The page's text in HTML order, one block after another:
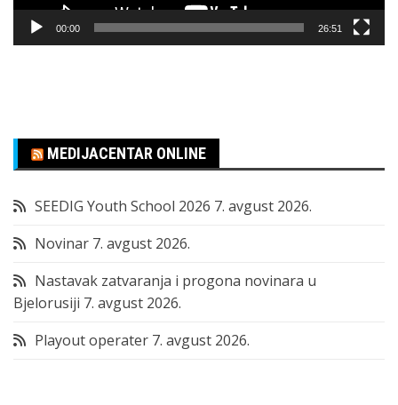
00:00 26:51
MEDIJACENTAR ONLINE
SEEDIG Youth School 2026 7. avgust 2026.
Novinar 7. avgust 2026.
Nastavak zatvaranja i progona novinara u
Bjelorusiji 7. avgust 2026.
Playout operater 7. avgust 2026.